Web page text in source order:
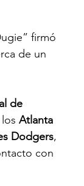
firmó
de un
de
Atlanta
Dodgers,
con